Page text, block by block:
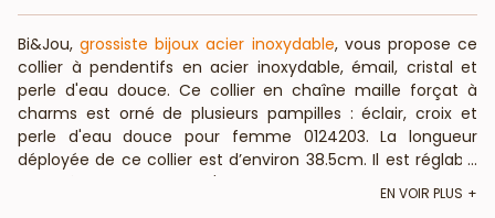
Bi&Jou,grossiste bijoux acier inoxydable, vous propose ce
collier à pendentifs en acier inoxydable, émail, cristal et
perle d'eau douce. Ce collier en chaîne maille forçat à
charms est orné de plusieurs pampilles : éclair, croix et
perle d'eau douce pour femme 0124203. La longueur
déployée de ce collier est d’environ 38.5cm. Il est réglable
grâce à une chaînette d'extension de 5cm environ et son
fermoir mousqueton. Votre grossiste vous informe que ce
...
EN VOIR PLUS